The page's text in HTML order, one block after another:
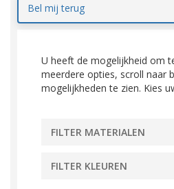
Bel mij terug
U heeft de mogelijkheid om
meerdere opties, scroll naar
mogelijkheden te zien. Kies
FILTER MATERIALEN
FILTER KLEUREN